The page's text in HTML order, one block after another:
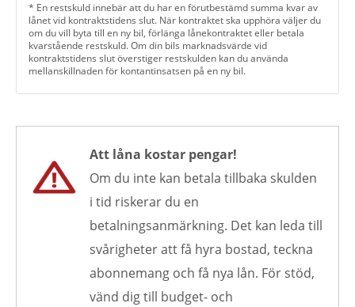
* En restskuld innebär att du har en förutbestämd summa kvar av
lånet vid kontraktstidens slut. När kontraktet ska upphöra väljer du
om du vill byta till en ny bil, förlänga lånekontraktet eller betala
kvarstående restskuld. Om din bils marknadsvärde vid
kontraktstidens slut överstiger restskulden kan du använda
mellanskillnaden för kontantinsatsen på en ny bil.
Att låna kostar pengar!
Om du inte kan betala tillbaka skulden
i tid riskerar du en
betalningsanmärkning. Det kan leda till
svårigheter att få hyra bostad, teckna
abonnemang och få nya lån. För stöd,
vänd dig till budget- och